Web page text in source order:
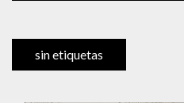
sin etiquetas